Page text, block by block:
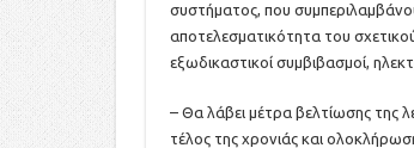
συστήματος, που
αποτελεσματικότητα του
εξωδικαστικοί συμβιβασμοί,
– Θα λάβει μέτρα βελτίωσης της
τέλος της χρονιάς και